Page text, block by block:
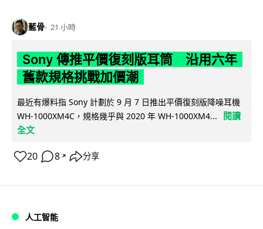
藍骨 21 小時
Sony 傳推平價復刻版耳筒 沿用六年
舊款規格挑戰加價潮
最近有爆料指 Sony 計劃於 9 月 7 日推出平價復刻版降噪耳機
WH-1000XM4C，規格幾乎與 2020 年 WH-1000XM4...
閱讀
全文
20 8 ↗ 分享
人工智能